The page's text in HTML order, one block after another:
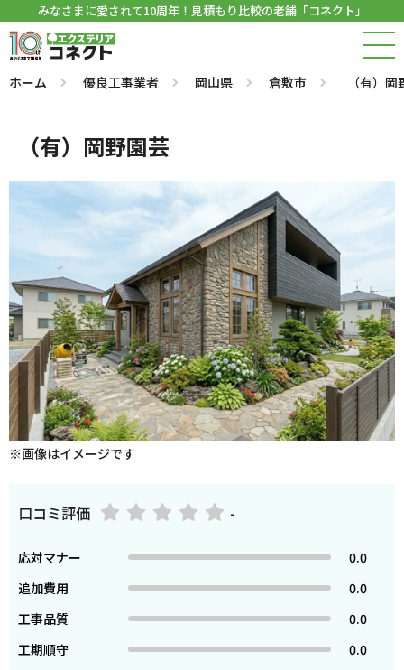
みなさまに愛されて10周年！見積もり比較の老舗「コネクト」
ホーム 優良工事業者 岡山県 倉敷市 （有）
（有）岡野園芸
※画像はイメージです
口コミ評価 -
応対マナー
0.0
追加費用
0.0
工事品質
0.0
工期順守
0.0